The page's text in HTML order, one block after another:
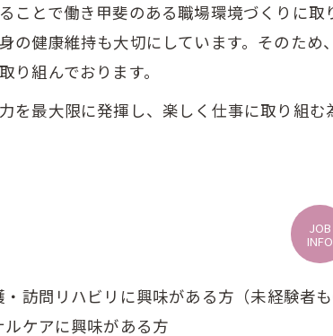
ことで働き甲斐のある職場環境づくりに
の健康維持も大切にしています。そのた
り組んでおります。
を最大限に発揮し、楽しく仕事に取り組
JOB
INFO
訪問リハビリに興味がある方（未経験者も
ルケアに興味がある方